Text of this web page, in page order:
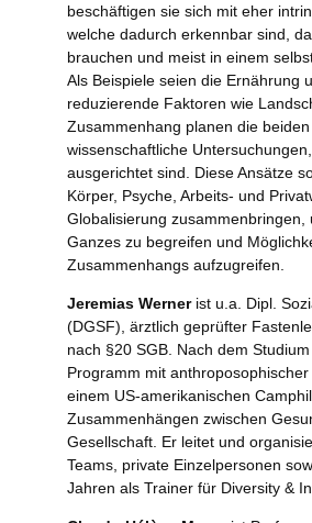
beschäftigen sie sich mit eher
welche dadurch erkennbar sind,
brauchen und meist in einem
Als Beispiele seien die Ernährung
reduzierende Faktoren wie
Zusammenhang planen die
wissenschaftliche
ausgerichtet sind. Diese Ansätze
Körper, Psyche, Arbeits- und
Globalisierung
Ganzes zu begreifen und
Zusammenhangs aufzugreifen.
Jeremias Wernerist u.a. Dipl.
(DGSF), ärztlich geprüfter
nach §20 SGB. Nach dem
Programm mit
einem US-amerikanischen
Zusammenhängen zwischen
Gesellschaft. Er leitet und
Teams, private Einzelpersonen
Jahren als Trainer für Diversity &